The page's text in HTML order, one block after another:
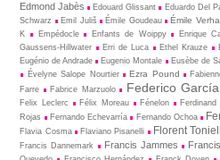
Edmond Jabès
Edouard Glissant Eduardo Del
Schwarz
Emil Juliš Émile Goudeau Émile
K
Empédocle Enfants de Woippy Enrique
Gaussens-Hillwater
Erri de Luca Ethel Krauze
Eugénio de Andrade Eugenio Montale Eusèbe de
Évelyne Salope Nourtier
Ezra Pound
Farre
Fabrice Marzuolo Federico
Felix Leclerc
Félix Moreau Fénelon Ferdinand
Rojas
Fernando Echevarría Fernando Ochoa
Flavia Cosma Flaviano Pisanelli Florent
Francis Dannemark Francis Jammes